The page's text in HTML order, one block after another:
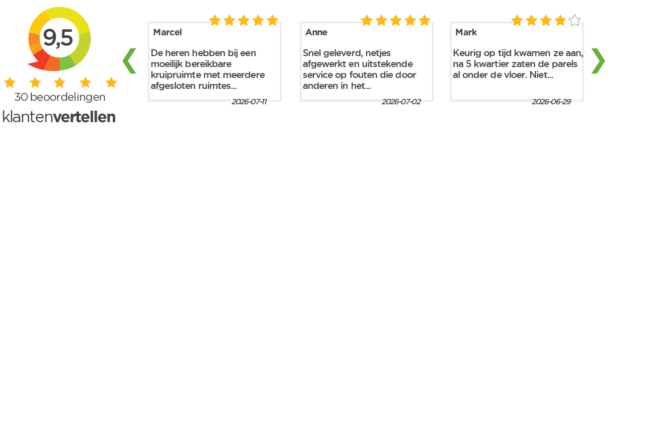
9,5
30 beoordelingen
klantenvertellen
❮
Marcel
De heren hebben bij een
moeilijk bereikbare
kruipruimte met meerdere
afgesloten ruimtes...
2026-07-11
Anne
Snel geleverd, netjes
afgewerkt en uitstekende
service op fouten die door
anderen in het...
2026-07-02
Mark
Keurig op tijd kwamen ze aan,
na 5 kwartier zaten de parels
al onder de vloer. Niet...
2026-06-29
❯